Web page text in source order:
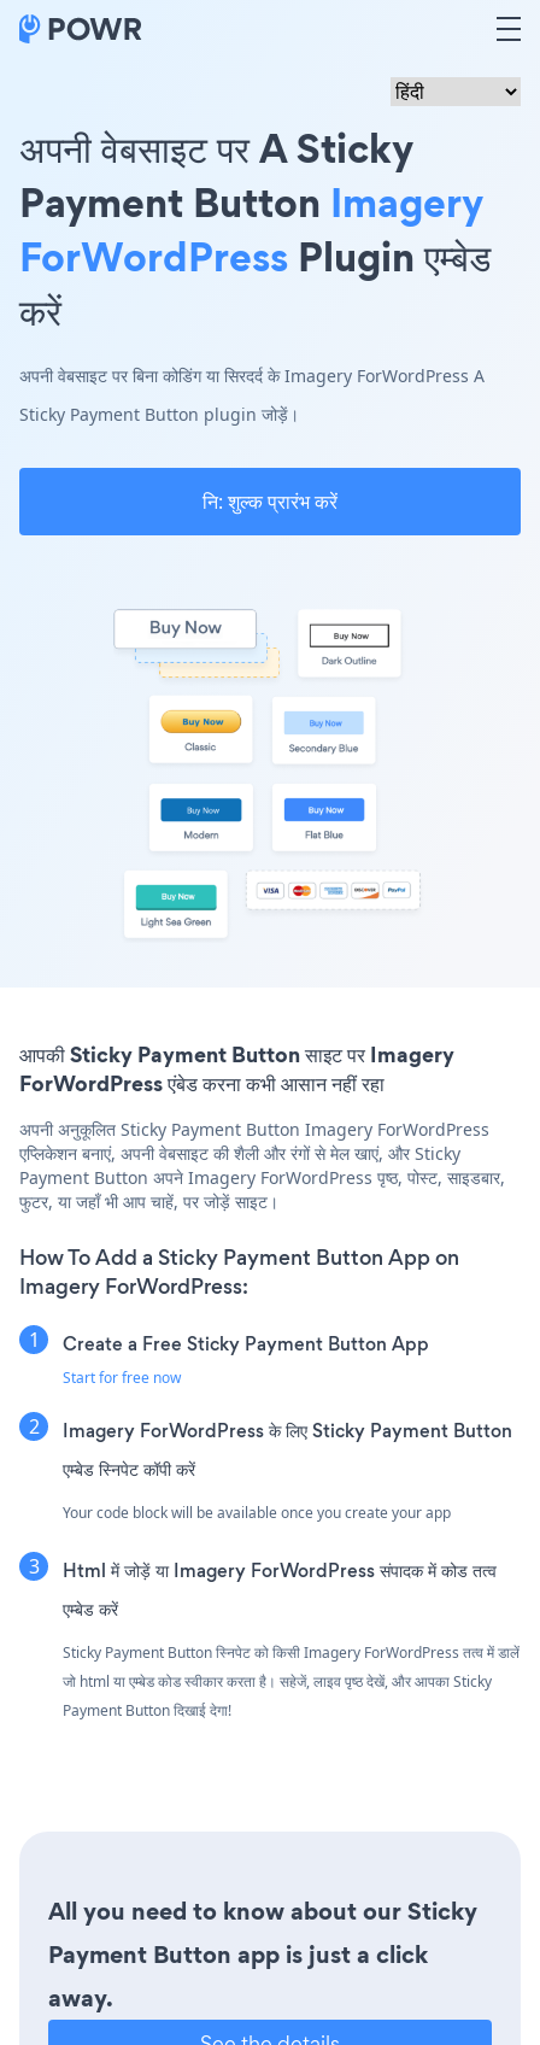
अपनी वेबसाइट पर A Sticky
Payment Button Imagery
ForWordPress Plugin एम्बेड
करें
अपनी वेबसाइट पर बिना कोडिंग या सिरदर्द के Imagery ForWordPress A
Sticky Payment Button plugin जोड़ें।
नि: शुल्क प्रारंभ करें
आपकी Sticky Payment Button साइट पर Imagery
ForWordPress एंबेड करना कभी आसान नहीं रहा
अपनी अनुकूलित Sticky Payment Button Imagery ForWordPress
एप्लिकेशन बनाएं, अपनी वेबसाइट की शैली और रंगों से मेल खाएं, और Sticky
Payment Button अपने Imagery ForWordPress पृष्ठ, पोस्ट, साइडबार,
फुटर, या जहाँ भी आप चाहें, पर जोड़ें साइट।
How To Add a Sticky Payment Button App on
Imagery ForWordPress:
Create a Free Sticky Payment Button App
Start for free now
Imagery ForWordPress के लिए Sticky Payment Button
एम्बेड स्निपेट कॉपी करें
Your code block will be available once you create your app
Html में जोड़ें या Imagery ForWordPress संपादक में कोड तत्व
एम्बेड करें
Sticky Payment Button स्निपेट को किसी Imagery ForWordPress तत्व में डालें
जो html या एम्बेड कोड स्वीकार करता है। सहेजें, लाइव पृष्ठ देखें, और आपका Sticky
Payment Button दिखाई देगा!
All you need to know about our Sticky
Payment Button app is just a click
away.